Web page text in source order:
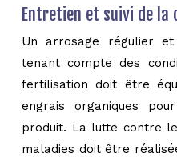
Entretien et suivi de la
Un arrosage régulier
tenant compte des
fertilisation doit être
engrais organiques
produit. La lutte contre
maladies doit être